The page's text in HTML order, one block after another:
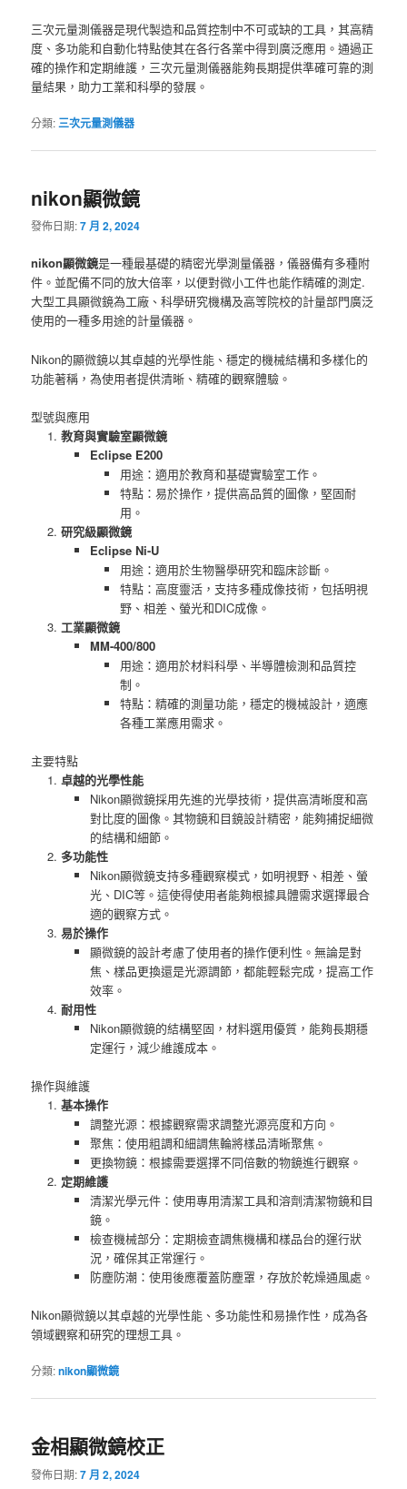
三次元量測儀器是現代製造和品質控制中不可或缺的工具，其高精
度、多功能和自動化特點使其在各行各業中得到廣泛應用。通過正
確的操作和定期維護，三次元量測儀器能夠長期提供準確可靠的測
量結果，助力工業和科學的發展。
分類:三次元量測儀器
nikon顯微鏡
發佈日期:7 月 2, 2024
nikon顯微鏡是一種最基礎的精密光學測量儀器，儀器備有多種附
件。並配備不同的放大倍率，以便對微小工件也能作精確的測定.
大型工具顯微鏡為工廠、科學研究機構及高等院校的計量部門廣泛
使用的一種多用途的計量儀器。
Nikon的顯微鏡以其卓越的光學性能、穩定的機械結構和多樣化的
功能著稱，為使用者提供清晰、精確的觀察體驗。
型號與應用
教育與實驗室顯微鏡
Eclipse E200
用途：適用於教育和基礎實驗室工作。
特點：易於操作，提供高品質的圖像，堅固耐
用。
研究級顯微鏡
Eclipse Ni-U
用途：適用於生物醫學研究和臨床診斷。
特點：高度靈活，支持多種成像技術，包括明視
野、相差、螢光和DIC成像。
工業顯微鏡
MM-400/800
用途：適用於材料科學、半導體檢測和品質控
制。
特點：精確的測量功能，穩定的機械設計，適應
各種工業應用需求。
主要特點
卓越的光學性能
Nikon顯微鏡採用先進的光學技術，提供高清晰度和高
對比度的圖像。其物鏡和目鏡設計精密，能夠捕捉細微
的結構和細節。
多功能性
Nikon顯微鏡支持多種觀察模式，如明視野、相差、螢
光、DIC等。這使得使用者能夠根據具體需求選擇最合
適的觀察方式。
易於操作
顯微鏡的設計考慮了使用者的操作便利性。無論是對
焦、樣品更換還是光源調節，都能輕鬆完成，提高工作
效率。
耐用性
Nikon顯微鏡的結構堅固，材料選用優質，能夠長期穩
定運行，減少維護成本。
操作與維護
基本操作
調整光源：根據觀察需求調整光源亮度和方向。
聚焦：使用粗調和細調焦輪將樣品清晰聚焦。
更換物鏡：根據需要選擇不同倍數的物鏡進行觀察。
定期維護
清潔光學元件：使用專用清潔工具和溶劑清潔物鏡和目
鏡。
檢查機械部分：定期檢查調焦機構和樣品台的運行狀
況，確保其正常運行。
防塵防潮：使用後應覆蓋防塵罩，存放於乾燥通風處。
Nikon顯微鏡以其卓越的光學性能、多功能性和易操作性，成為各
領域觀察和研究的理想工具。
分類:nikon顯微鏡
金相顯微鏡校正
發佈日期:7 月 2, 2024